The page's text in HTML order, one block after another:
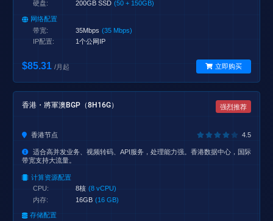
硬盘:
200GB SSD (50 + 150GB)
网络配置
带宽:
35Mbps (35 Mbps)
IP配置:
1个公网IP
$85.31 /月起 立即购买
香港・將軍澳BGP（8H16G） 强烈推荐
香港节点 4.5
适合高并发业务、视频转码、API服务，处理能力强。香港数据中心，国际
带宽支持大流量。
计算资源配置
CPU:
8核 (8 vCPU)
内存:
16GB (16 GB)
存储配置